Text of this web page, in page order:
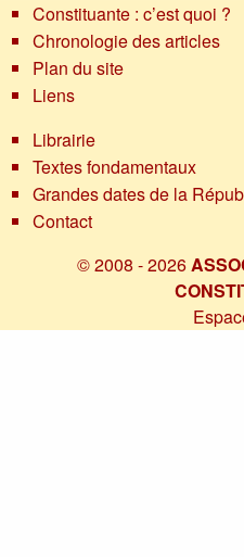
Constituante : c’est quoi ?
Chronologie des articles
Plan du site
Liens
Librairie
Textes fondamentaux
Grandes dates de la
Contact
© 2008 - 2026